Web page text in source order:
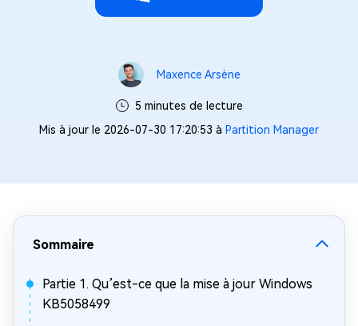
Maxence Arsène
5 minutes de lecture
Mis à jour le 2026-07-30 17:20:53 à Partition Manager
Sommaire
Partie 1. Qu’est-ce que la mise à jour Windows
KB5058499